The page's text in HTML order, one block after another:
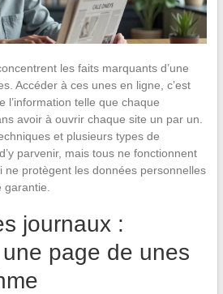
les faits marquants d’une
Accéder à ces unes en ligne, c’est
l’information telle que chaque
avoir à ouvrir chaque site un par un.
et plusieurs types de
parvenir, mais tous ne fonctionnent
ne protègent les données personnelles
journaux :
page de unes